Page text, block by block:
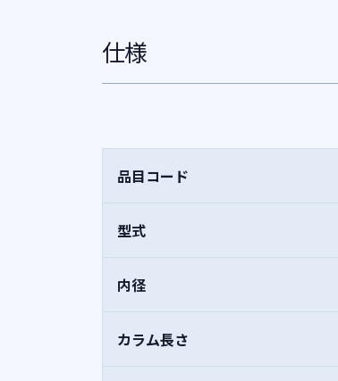
仕様
品目コード
型式
内径
カラム長さ